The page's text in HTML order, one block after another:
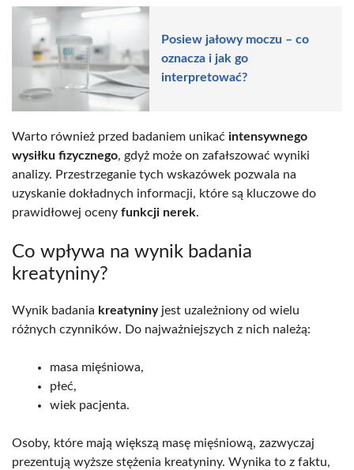
Posiew jałowy moczu – co
oznacza i jak go
interpretować?
Warto również przed badaniem unikać intensywnego
wysiłku fizycznego, gdyż może on zafałszować wyniki
analizy. Przestrzeganie tych wskazówek pozwala na
uzyskanie dokładnych informacji, które są kluczowe do
prawidłowej oceny funkcji nerek.
Co wpływa na wynik badania
kreatyniny?
Wynik badania kreatyninyjest uzależniony od wielu
różnych czynników. Do najważniejszych z nich należą:
masa mięśniowa,
płeć,
wiek pacjenta.
Osoby, które mają większą masę mięśniową, zazwyczaj
prezentują wyższe stężenia kreatyniny. Wynika to z faktu,